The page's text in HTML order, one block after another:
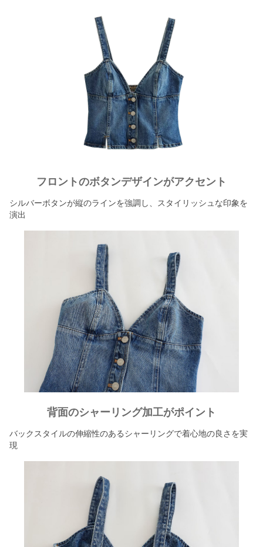
フロントのボタンデザインがアクセント
シルバーボタンが縦のラインを強調し、スタイリッシュな印象を
演出
背面のシャーリング加工がポイント
バックスタイルの伸縮性のあるシャーリングで着心地の良さを実
現